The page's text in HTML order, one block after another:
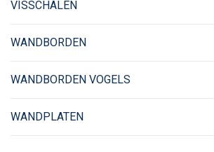
VISSCHALEN
WANDBORDEN
WANDBORDEN VOGELS
WANDPLATEN